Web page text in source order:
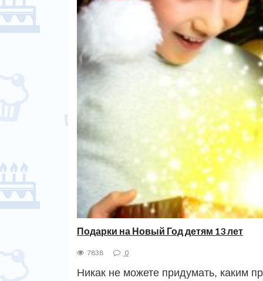
Подарки на Новый Год детям 13 лет
7838 0
Никак не можете придумать, каким